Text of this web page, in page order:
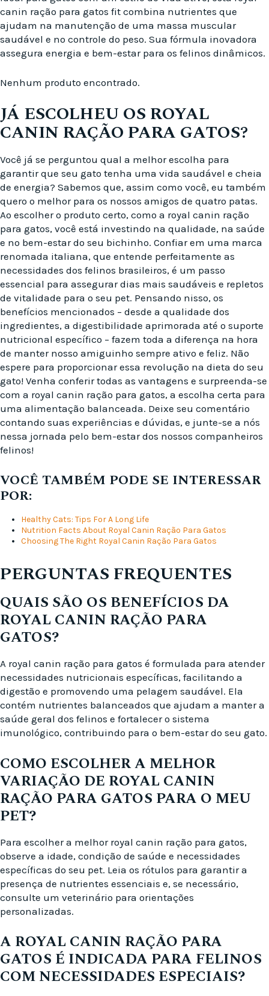
canin ração para gatos fit combina nutrientes que
ajudam na manutenção de uma massa muscular
saudável e no controle do peso. Sua fórmula inovadora
assegura energia e bem-estar para os felinos dinâmicos.
Nenhum produto encontrado.
JÁ ESCOLHEU OS ROYAL
CANIN RAÇÃO PARA GATOS?
Você já se perguntou qual a melhor escolha para
garantir que seu gato tenha uma vida saudável e cheia
de energia? Sabemos que, assim como você, eu também
quero o melhor para os nossos amigos de quatro patas.
Ao escolher o produto certo, como a royal canin ração
para gatos, você está investindo na qualidade, na saúde
e no bem-estar do seu bichinho. Confiar em uma marca
renomada italiana, que entende perfeitamente as
necessidades dos felinos brasileiros, é um passo
essencial para assegurar dias mais saudáveis e repletos
de vitalidade para o seu pet. Pensando nisso, os
benefícios mencionados – desde a qualidade dos
ingredientes, a digestibilidade aprimorada até o suporte
nutricional específico – fazem toda a diferença na hora
de manter nosso amiguinho sempre ativo e feliz. Não
espere para proporcionar essa revolução na dieta do seu
gato! Venha conferir todas as vantagens e surpreenda-se
com a royal canin ração para gatos, a escolha certa para
uma alimentação balanceada. Deixe seu comentário
contando suas experiências e dúvidas, e junte-se a nós
nessa jornada pelo bem-estar dos nossos companheiros
felinos!
VOCÊ TAMBÉM PODE SE INTERESSAR
POR:
Healthy Cats: Tips For A Long Life
Nutrition Facts About Royal Canin Ração Para Gatos
Choosing The Right Royal Canin Ração Para Gatos
PERGUNTAS FREQUENTES
QUAIS SÃO OS BENEFÍCIOS DA
ROYAL CANIN RAÇÃO PARA
GATOS?
A royal canin ração para gatos é formulada para atender
necessidades nutricionais específicas, facilitando a
digestão e promovendo uma pelagem saudável. Ela
contém nutrientes balanceados que ajudam a manter a
saúde geral dos felinos e fortalecer o sistema
imunológico, contribuindo para o bem-estar do seu gato.
COMO ESCOLHER A MELHOR
VARIAÇÃO DE ROYAL CANIN
RAÇÃO PARA GATOS PARA O MEU
PET?
Para escolher a melhor royal canin ração para gatos,
observe a idade, condição de saúde e necessidades
específicas do seu pet. Leia os rótulos para garantir a
presença de nutrientes essenciais e, se necessário,
consulte um veterinário para orientações
personalizadas.
A ROYAL CANIN RAÇÃO PARA
GATOS É INDICADA PARA FELINOS
COM NECESSIDADES ESPECIAIS?